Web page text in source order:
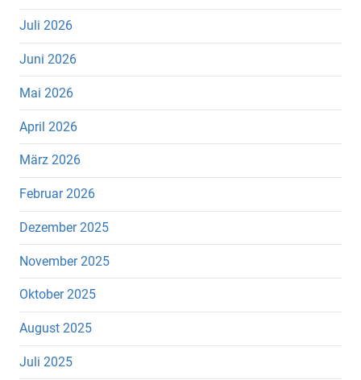
Juli 2026
Juni 2026
Mai 2026
April 2026
März 2026
Februar 2026
Dezember 2025
November 2025
Oktober 2025
August 2025
Juli 2025